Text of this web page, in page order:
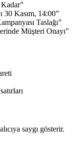
30 Kasım, 14:00”
Taslağı”
Müşteri Onayı”
saygı gösterir.